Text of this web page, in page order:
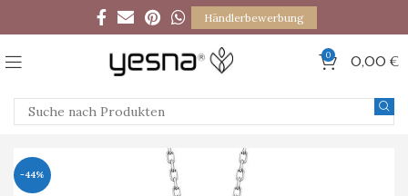
Händlerbewerbung
0 0,00 €
-44%